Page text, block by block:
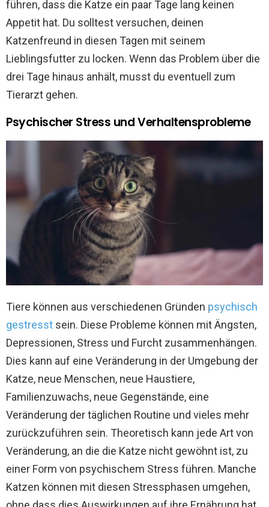
führen, dass die Katze ein paar Tage lang keinen
Appetit hat. Du solltest versuchen, deinen
Katzenfreund in diesen Tagen mit seinem
Lieblingsfutter zu locken. Wenn das Problem über die
drei Tage hinaus anhält, musst du eventuell zum
Tierarzt gehen.
Psychischer Stress und Verhaltensprobleme
Tiere können aus verschiedenen Gründen psychisch
gestresst sein. Diese Probleme können mit Ängsten,
Depressionen, Stress und Furcht zusammenhängen.
Dies kann auf eine Veränderung in der Umgebung der
Katze, neue Menschen, neue Haustiere,
Familienzuwachs, neue Gegenstände, eine
Veränderung der täglichen Routine und vieles mehr
zurückzuführen sein. Theoretisch kann jede Art von
Veränderung, an die die Katze nicht gewöhnt ist, zu
einer Form von psychischem Stress führen. Manche
Katzen können mit diesen Stressphasen umgehen,